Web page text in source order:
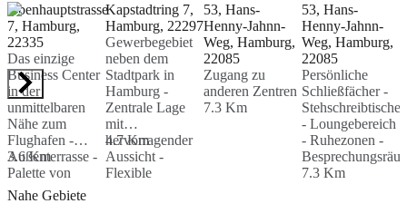
Obenhauptstrasse
7, Hamburg,
22335
Das einzige
Business Center
in der
unmittelbaren
Nähe zum
Flughafen -
Außenterrasse -
Palette von
bedienten
Büroräumen und
3.6 Km
Kapstadtring 7,
Hamburg, 22297
Gewerbegebiet
neben dem
Stadtpark in
Hamburg -
Zentrale Lage
mit
hervorragender
Aussicht -
Flexible
4.7 Km
53, Hans-
Henny-Jahnn-
Weg, Hamburg,
22085
Zugang zu
anderen Zentren
7.3 Km
53, Hans-
Henny-Jahnn-
Weg, Hamburg,
22085
Persönliche
Schließfächer -
Stehschreibtische
- Loungebereich
- Ruhezonen -
7.3 Km
Nahe Gebiete